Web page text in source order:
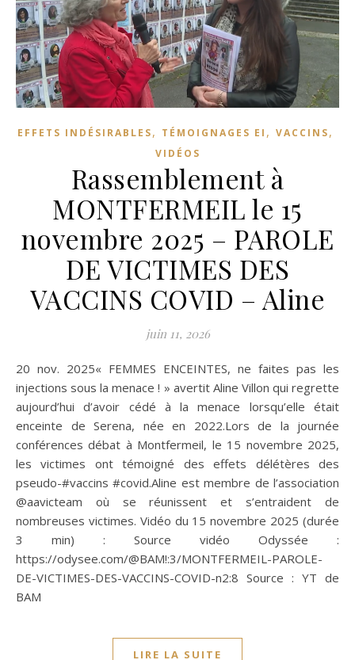
EFFETS INDÉSIRABLES, TÉMOIGNAGES EI , VACCINS,
VIDÉOS
Rassemblement à
MONTFERMEIL le 15
novembre 2025 – PAROLE
DE VICTIMES DES
VACCINS COVID – Aline
juin 11, 2026
20 nov. 2025« FEMMES ENCEINTES, ne faites pas les
injections sous la menace ! » avertit Aline Villon qui regrette
aujourd’hui d’avoir cédé à la menace lorsqu’elle était
enceinte de Serena, née en 2022.Lors de la journée
conférences débat à Montfermeil, le 15 novembre 2025,
les victimes ont témoigné des effets délétères des
pseudo-#vaccins #covid.Aline est membre de l’association
‪@aavicteam‬ où se réunissent et s’entraident de
nombreuses victimes. Vidéo du 15 novembre 2025 (durée
3 min) : Source vidéo Odyssée :
https://odysee.com/@BAM!:3/MONTFERMEIL-PAROLE-
DE-VICTIMES-DES-VACCINS-COVID-n2:8 Source : YT de
BAM
LIRE LA SUITE